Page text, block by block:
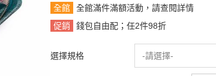
全館
全館滿件滿額活動，請查閱詳情
促銷
錢包自由配；任2件98折
選擇規格 -請選擇-